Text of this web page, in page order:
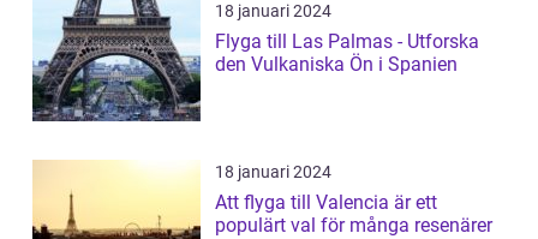
18 januari 2024
Flyga till Las Palmas - Utforska
den Vulkaniska Ön i Spanien
18 januari 2024
Att flyga till Valencia är ett
populärt val för många resenärer